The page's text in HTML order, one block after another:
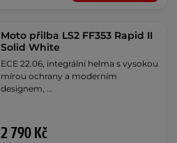
Moto přilba LS2 FF353 Rapid II
Solid White
ECE 22.06, integrální helma s vysokou
mírou ochrany a moderním
designem, …
2 790 Kč